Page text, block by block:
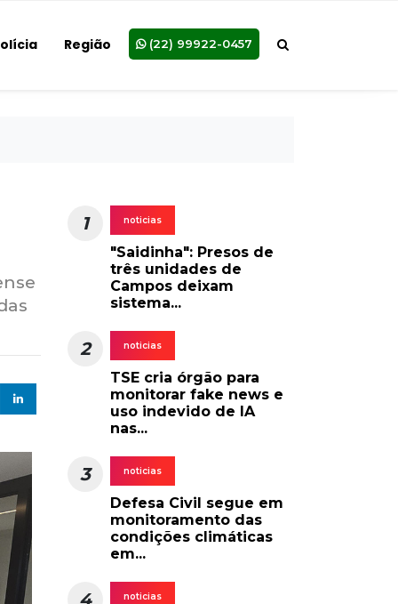
Região (22) 99922-0457
1 noticias
"Saidinha": Presos de
três unidades de
Campos deixam
sistema...
2 noticias
TSE cria órgão para
monitorar fake news e
uso indevido de IA
nas...
3 noticias
Defesa Civil segue em
monitoramento das
condições climáticas
em...
4 noticias